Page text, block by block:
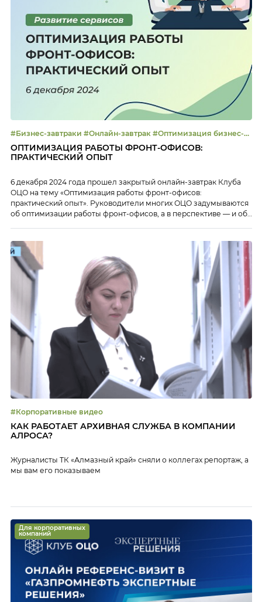
#Бизнес-завтраки #Онлайн-завтрак #Оптимизация бизнес-
процессов #Управление эффективностью
ОПТИМИЗАЦИЯ РАБОТЫ ФРОНТ-ОФИСОВ:
ПРАКТИЧЕСКИЙ ОПЫТ
6 декабря 2024 года прошел закрытый онлайн-завтрак Клуба
ОЦО на тему «Оптимизация работы фронт-офисов:
практический опыт». Руководители многих ОЦО задумываются
об оптимизации работы фронт-офисов, а в перспективе — и об
подходы к оптимизации работы фронт-офисов — от развития
универсальных фронтов до объединения […]
#Корпоративные видео
КАК РАБОТАЕТ АРХИВНАЯ СЛУЖБА В КОМПАНИИ
АЛРОСА?
Журналисты ТК «Алмазный край» сняли о коллегах репортаж, а
мы вам его показываем
Для корпоративных
компаний